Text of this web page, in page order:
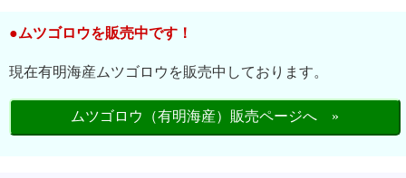
●ムツゴロウを販売中です！
現在有明海産ムツゴロウを販売中しております。
ムツゴロウ（有明海産）販売ページへ »